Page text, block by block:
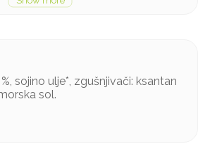
sojino ulje*, zgušnjivači: ksantan
sol.